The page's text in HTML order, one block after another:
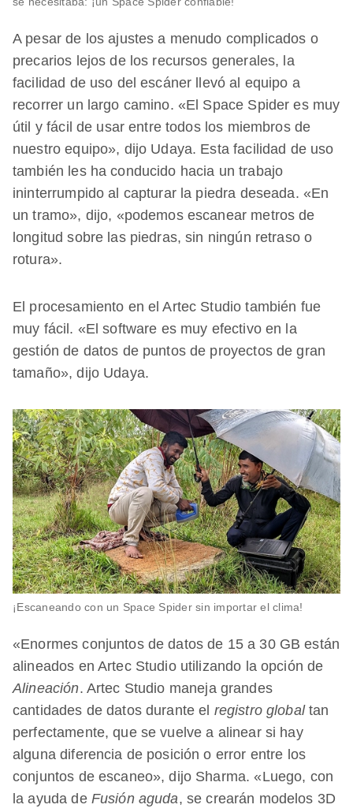
A pesar de los ajustes a menudo complicados o
precarios lejos de los recursos generales, la
facilidad de uso del escáner llevó al equipo a
recorrer un largo camino. «El Space Spider es muy
útil y fácil de usar entre todos los miembros de
nuestro equipo», dijo Udaya. Esta facilidad de uso
también les ha conducido hacia un trabajo
ininterrumpido al capturar la piedra deseada. «En
un tramo», dijo, «podemos escanear metros de
longitud sobre las piedras, sin ningún retraso o
rotura».
El procesamiento en el Artec Studio también fue
muy fácil. «El software es muy efectivo en la
gestión de datos de puntos de proyectos de gran
tamaño», dijo Udaya.
¡Escaneando con un Space Spider sin importar el clima!
«Enormes conjuntos de datos de 15 a 30 GB están
alineados en Artec Studio utilizando la opción de
Alineación. Artec Studio maneja grandes
cantidades de datos durante el registro globaltan
perfectamente, que se vuelve a alinear si hay
alguna diferencia de posición o error entre los
conjuntos de escaneo», dijo Sharma. «Luego, con
la ayuda de Fusión aguda, se crearán modelos 3D